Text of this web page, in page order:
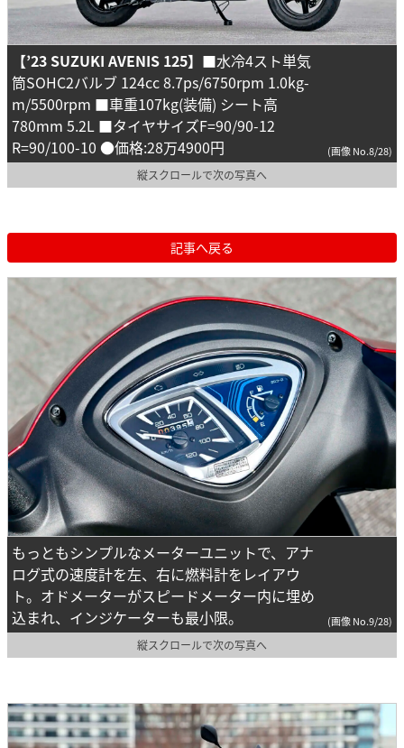
【’23 SUZUKI AVENIS 125】 ■水冷4スト単気
筒SOHC2バルブ 124cc 8.7ps/6750rpm 1.0kg-
m/5500rpm ■車重107kg(装備) シート高
780mm 5.2L ■タイヤサイズF=90/90-12
R=90/100-10 ●価格:28万4900円
(画像 No.8/28)
縦スクロールで次の写真へ
記事へ戻る
もっともシンプルなメーターユニットで、アナ
ログ式の速度計を左、右に燃料計をレイアウ
ト。オドメーターがスピードメーター内に埋め
込まれ、インジケーターも最小限。
(画像 No.9/28)
縦スクロールで次の写真へ